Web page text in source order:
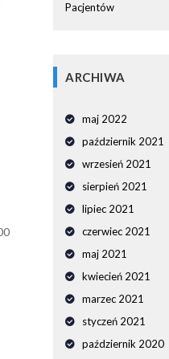
Pacjentów
ARCHIWA
maj 2022
październik 2021
wrzesień 2021
sierpień 2021
lipiec 2021
czerwiec 2021
maj 2021
kwiecień 2021
marzec 2021
styczeń 2021
październik 2020